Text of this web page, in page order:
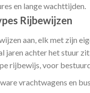
en lange wachttijden.
Rijbewijzen
aan, elk met zijn
jaren achter het stuur
rijbewijs, voor
vrachtwagens en